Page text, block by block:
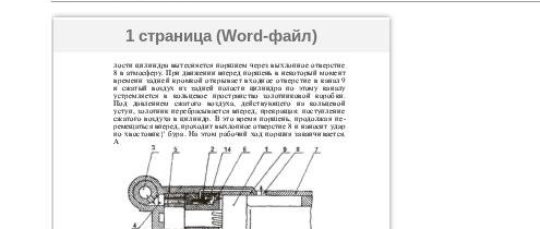
1 страница (Word-файл)